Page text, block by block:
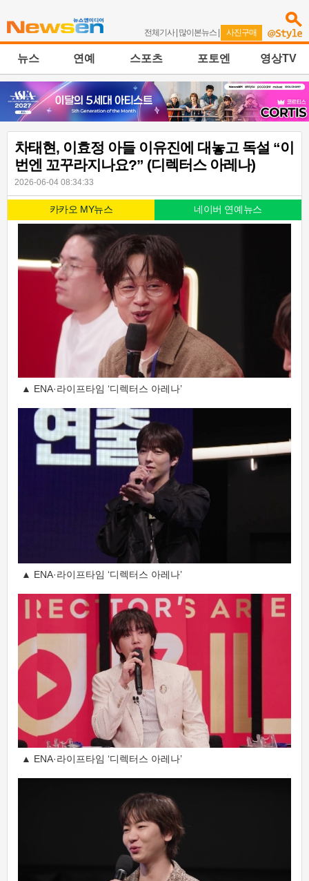
전체기사| 많이본뉴스 | 사진구매
뉴스 연예 스포츠 포토엔 영상TV
차태현, 이효정 아들 이유진에 대놓고 독설 “이
번엔 꼬꾸라지나요?” (디렉터스 아레나)
2026-06-04 08:34:33
카카오 MY뉴스 네이버 연예뉴스
▲ ENA·라이프타임 ‘디렉터스 아레나’
▲ ENA·라이프타임 ‘디렉터스 아레나’
▲ ENA·라이프타임 ‘디렉터스 아레나’